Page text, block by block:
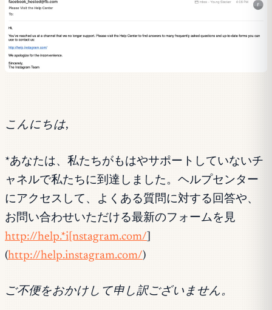
こんにちは,
*あなたは、私たちがもはやサポートしていないチ
ャネルで私たちに到達しました。ヘルプセンター
にアクセスして、よくある質問に対する回答や、
お問い合わせいただける最新のフォームを見
http://help.*i[nstagram.com/
(http://help.instagram.com/)
ご不便をおかけして申し訳ございません。